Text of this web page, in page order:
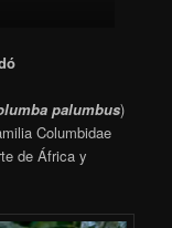
palumbus)​
Columbidae
de África y